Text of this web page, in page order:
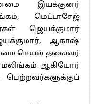
இயக்குனர்
மெட்டாசேஜ்
ஜெயக்குமார்
ஆகாஷ்
செயல் தலைவர்
ஆகியோர்